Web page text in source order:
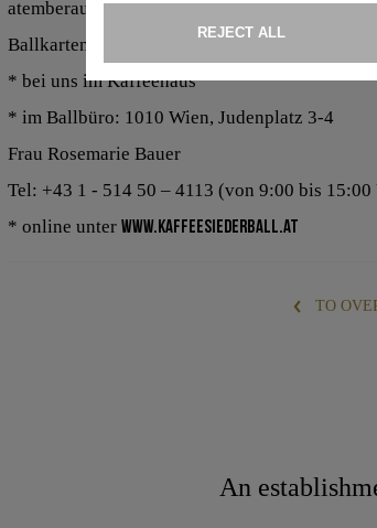
atemberaubendes Ambiente und musikalische
Ballkarten erhältlich:
* bei uns im Kaffeehaus
* im Ballbüro: 1010 Wien, Judenplatz 3-4
Frau Rosemarie Bauer
Tel: +43 1 - 514 50 – 4113 (von 9:00 bis 15:00
* online unter www.kaffeesiederball.at
TO
An